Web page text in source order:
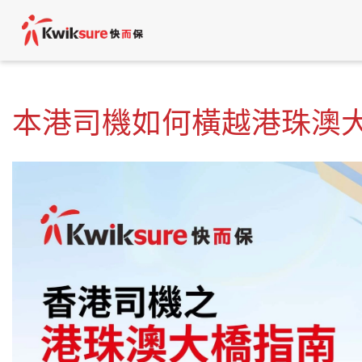
本港司機如何橫越港珠澳